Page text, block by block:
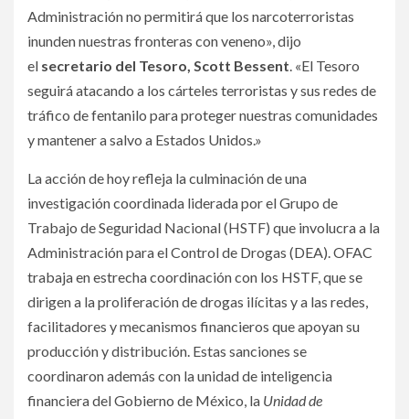
Administración no permitirá que los narcoterroristas
inunden nuestras fronteras con veneno», dijo
el secretario del Tesoro, Scott Bessent. «El Tesoro
seguirá atacando a los cárteles terroristas y sus redes de
tráfico de fentanilo para proteger nuestras comunidades
y mantener a salvo a Estados Unidos.»
La acción de hoy refleja la culminación de una
investigación coordinada liderada por el Grupo de
Trabajo de Seguridad Nacional (HSTF) que involucra a la
Administración para el Control de Drogas (DEA). OFAC
trabaja en estrecha coordinación con los HSTF, que se
dirigen a la proliferación de drogas ilícitas y a las redes,
facilitadores y mecanismos financieros que apoyan su
producción y distribución. Estas sanciones se
coordinaron además con la unidad de inteligencia
financiera del Gobierno de México, la Unidad de